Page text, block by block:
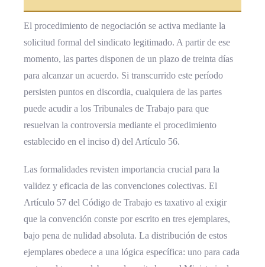
El procedimiento de negociación se activa mediante la
solicitud formal del sindicato legitimado. A partir de ese
momento, las partes disponen de un plazo de treinta días
para alcanzar un acuerdo. Si transcurrido este período
persisten puntos en discordia, cualquiera de las partes
puede acudir a los Tribunales de Trabajo para que
resuelvan la controversia mediante el procedimiento
establecido en el inciso d) del Artículo 56.
Las formalidades revisten importancia crucial para la
validez y eficacia de las convenciones colectivas. El
Artículo 57 del Código de Trabajo es taxativo al exigir
que la convención conste por escrito en tres ejemplares,
bajo pena de nulidad absoluta. La distribución de estos
ejemplares obedece a una lógica específica: uno para cada